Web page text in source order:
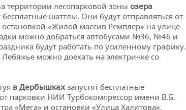
территории лесопарковой зоны озера
шаттлы. Они будут отправляться от
остановкой «Жилой массив Ремплер» на улице
можно добраться автобусами №36, №46 и
будут работать по усиленному графику.
можно доехать на электричке со
в Дербышках запустят бесплатные
парковки НИИ Турбокомпрессор имени В.Б.
«Мега» и остановки «Улица Халитова».